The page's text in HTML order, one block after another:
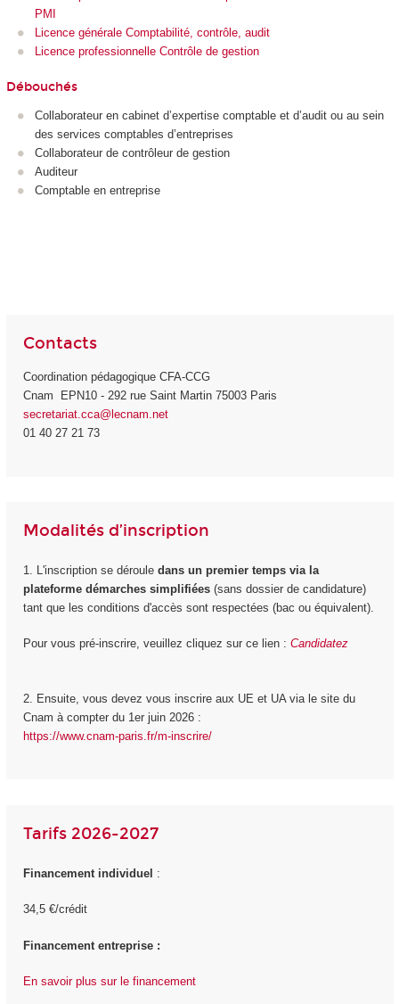
PMI
Licence générale Comptabilité, contrôle, audit
Licence professionnelle Contrôle de gestion
Débouchés
Collaborateur en cabinet d’expertise comptable et d’audit ou au sein
des services comptables d’entreprises
Collaborateur de contrôleur de gestion
Auditeur
Comptable en entreprise
Contacts
Coordination pédagogique CFA-CCG
Cnam EPN10 - 292 rue Saint Martin 75003 Paris
secretariat.cca@lecnam.net
01 40 27 21 73
Modalités d’inscription
1. L'inscription se déroule dans un premier temps via la
plateforme démarches simplifiées(sans dossier de candidature)
tant que les conditions d'accès sont respectées (bac ou équivalent).
Pour vous pré-inscrire, veuillez cliquez sur ce lien : Candidatez
2. Ensuite, vous devez vous inscrire aux UE et UA via le site du
Cnam à compter du 1 erjuin 2026 :
https://www.cnam-paris.fr/m-inscrire/
Tarifs 2026-2027
Financement individuel :
34,5 €/crédit
Financement entreprise :
En savoir plus sur le financement